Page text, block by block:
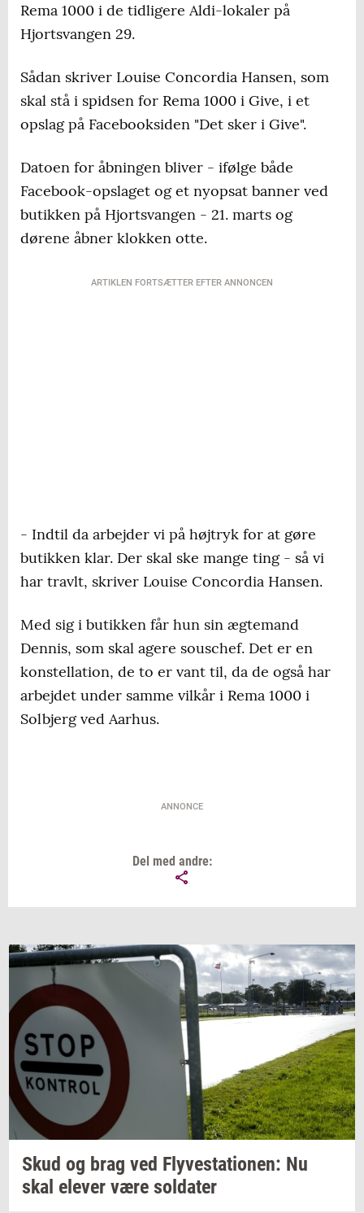
Rema 1000 i de tidligere Aldi-lokaler på
Hjortsvangen 29.
Sådan skriver Louise Concordia Hansen, som
skal stå i spidsen for Rema 1000 i Give, i et
opslag på Facebooksiden "Det sker i Give".
Datoen for åbningen bliver - ifølge både
Facebook-opslaget og et nyopsat banner ved
butikken på Hjortsvangen - 21. marts og
dørene åbner klokken otte.
ARTIKLEN FORTSÆTTER EFTER ANNONCEN
- Indtil da arbejder vi på højtryk for at gøre
butikken klar. Der skal ske mange ting - så vi
har travlt, skriver Louise Concordia Hansen.
Med sig i butikken får hun sin ægtemand
Dennis, som skal agere souschef. Det er en
konstellation, de to er vant til, da de også har
arbejdet under samme vilkår i Rema 1000 i
Solbjerg ved Aarhus.
ANNONCE
Del med andre:
Skud og brag ved Fly­ve­sta­tio­nen: Nu
skal ele­ver være sol­da­ter